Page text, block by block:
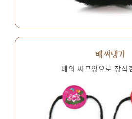
배씨댕기
배의 씨모양으로 장식